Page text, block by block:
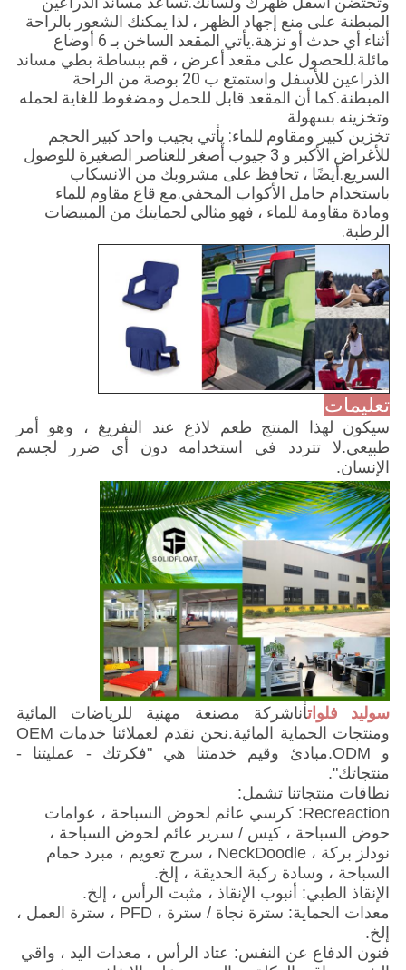
المبطنة على منع إجهاد الظهر ، لذا يمكنك الشعور بالراحة
أثناء أي حدث أو نزهة.يأتي المقعد الساخن بـ 6 أوضاع
مائلة.للحصول على مقعد أعرض ، قم ببساطة بطي مساند
الذراعين للأسفل واستمتع ب 20 بوصة من الراحة
المبطنة.كما أن المقعد قابل للحمل ومضغوط للغاية لحمله
وتخزينه بسهولة
تخزين كبير ومقاوم للماء: يأتي بجيب واحد كبير الحجم
للأغراض الأكبر و 3 جيوب أصغر للعناصر الصغيرة للوصول
السريع.أيضًا ، تحافظ على مشروبك من الانسكاب
باستخدام حامل الأكواب المخفي.مع قاع مقاوم للماء
ومادة مقاومة للماء ، فهو مثالي لحمايتك من المبيضات
الرطبة.
تعليمات
سيكون لهذا المنتج طعم لاذع عند التفريغ ، وهو أمر
طبيعي.لا تتردد في استخدامه دون أي ضرر لجسم
الإنسان.
سوليد فلواتأناشركة مصنعة مهنية للرياضات المائية
ومنتجات الحماية المائية.نحن نقدم لعملائنا خدمات OEM
و ODM.مبادئ وقيم خدمتنا هي "فكرتك - عمليتنا -
منتجاتك".
نطاقات منتجاتنا تشمل:
Recreaction: كرسي عائم لحوض السباحة ، عوامات
حوض السباحة ، كيس / سرير عائم لحوض السباحة ،
نودلز بركة ، NeckDoodle ، سرج تعويم ، مبرد حمام
السباحة ، وسادة ركبة الحديقة ، إلخ.
الإنقاذ الطبي: أنبوب الإنقاذ ، مثبت الرأس ، إلخ.
معدات الحماية: سترة نجاة / سترة ، PFD ، سترة العمل ،
إلخ.
فنون الدفاع عن النفس: عتاد الرأس ، معدات اليد ، واقي